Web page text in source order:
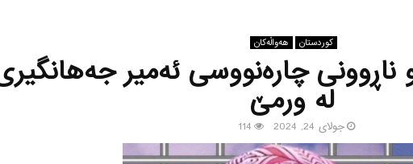
كوردستان هه‌واڵه‌کان
ناڕوونی چارەنووسی ئەمیر
له‌ ورمێ
جولای 24, 2024 114